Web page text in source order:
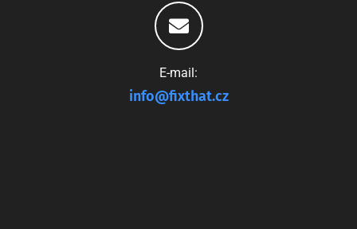
E-mail:
info@fixthat.cz